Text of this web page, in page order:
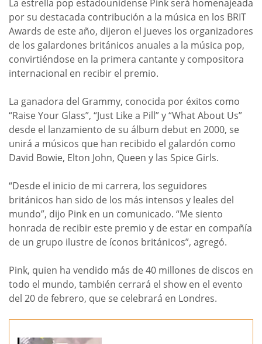
La estrella pop estadounidense Pink será homenajeada
por su destacada contribución a la música en los BRIT
Awards de este año, dijeron el jueves los organizadores
de los galardones británicos anuales a la música pop,
convirtiéndose en la primera cantante y compositora
internacional en recibir el premio.
La ganadora del Grammy, conocida por éxitos como
“Raise Your Glass”, “Just Like a Pill” y “What About Us”
desde el lanzamiento de su álbum debut en 2000, se
unirá a músicos que han recibido el galardón como
David Bowie, Elton John, Queen y las Spice Girls.
“Desde el inicio de mi carrera, los seguidores
británicos han sido de los más intensos y leales del
mundo”, dijo Pink en un comunicado. “Me siento
honrada de recibir este premio y de estar en compañía
de un grupo ilustre de íconos británicos”, agregó.
Pink, quien ha vendido más de 40 millones de discos en
todo el mundo, también cerrará el show en el evento
del 20 de febrero, que se celebrará en Londres.